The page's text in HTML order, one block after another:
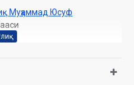
Муҳаммад Юсуф
тўплам)